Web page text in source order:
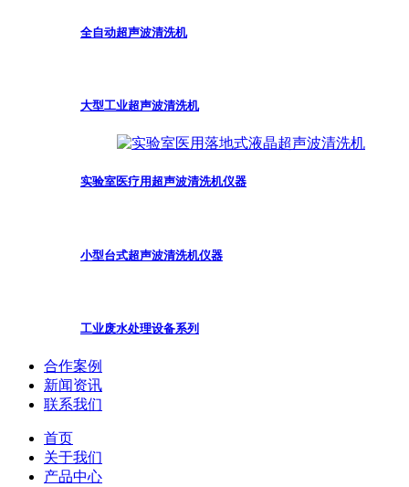
全自动超声波清洗机
大型工业超声波清洗机
实验室医疗用超声波清洗机仪器
小型台式超声波清洗机仪器
工业废水处理设备系列
合作案例
新闻资讯
联系我们
首页
关于我们
产品中心